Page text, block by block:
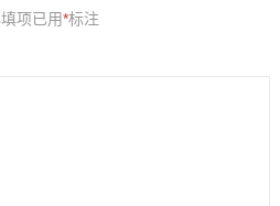
项已用*标注